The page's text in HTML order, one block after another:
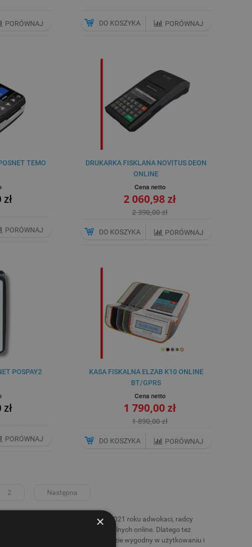
PORÓWNAJ DO KOSZYKA PORÓWNAJ
TEMO
PORÓWNAJ
DRUKARKA FISKLANA NOVITUS DEON
ONLINE
Cena netto
2 060,98 zł
2 390,00 zł
DO KOSZYKA PORÓWNAJ
POSPAY2
PORÓWNAJ
KASA FISKALNA ELZAB K10 ONLINE
BT/GPRS
Cena netto
1 790,00 zł
1 890,00 zł
DO KOSZYKA PORÓWNAJ
2 Następna
fiskalizacji. Od 1 lipca 2021 roku adwokaci, radcy
na kasach lub drukarkach fiskalnych online. Dlatego też
prawne, ale jednocześnie będzie wygodny w użytkowaniu i
×